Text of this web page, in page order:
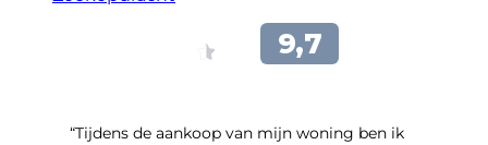
“Tijdens de aankoop van mijn woning ben ik